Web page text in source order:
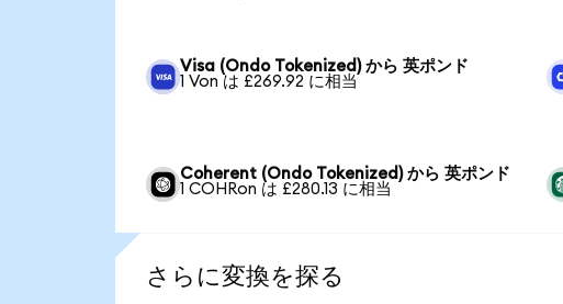
Visa (Ondo Tokenized) から 英ポンド
1 Von は £269.92 に相当
Coherent (Ondo Tokenized) から 英ポンド
1 COHRon は £280.13 に相当
さらに変換を探る